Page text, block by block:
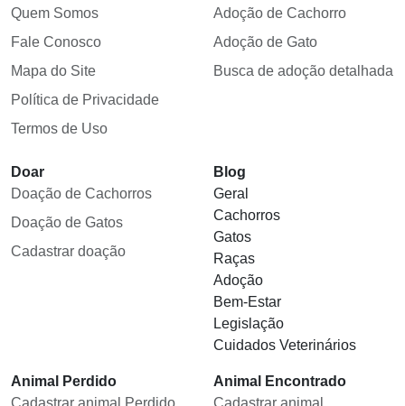
Quem Somos
Fale Conosco
Mapa do Site
Política de Privacidade
Termos de Uso
Adoção de Cachorro
Adoção de Gato
Busca de adoção detalhada
Doar
Doação de Cachorros
Doação de Gatos
Cadastrar doação
Blog
Geral
Cachorros
Gatos
Raças
Adoção
Bem-Estar
Legislação
Cuidados Veterinários
Animal Perdido
Cadastrar animal Perdido
Animal Encontrado
Cadastrar animal